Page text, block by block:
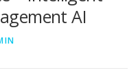
INTELIGENTNE
AI